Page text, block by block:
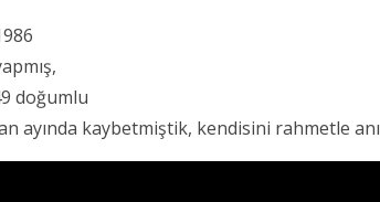
doğumlu
ayında kaybetmiştik, kendisini rahmetle